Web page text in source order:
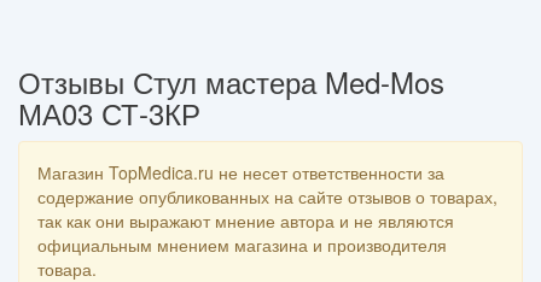
Отзывы Стул мастера Med-Mos
МА03 СТ-3КР
Магазин TopMedica.ru не несет ответственности за
содержание опубликованных на сайте отзывов о товарах,
так как они выражают мнение автора и не являются
официальным мнением магазина и производителя
товара.